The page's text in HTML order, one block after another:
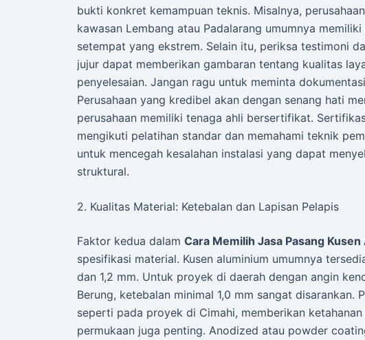
bukti konkret kemampuan teknis. Misalnya,
kawasan Lembang atau Padalarang umumnya
setempat yang ekstrem. Selain itu, periksa testimoni
jujur dapat memberikan gambaran tentang kualitas
penyelesaian. Jangan ragu untuk meminta
Perusahaan yang kredibel akan dengan senang hati
perusahaan memiliki tenaga ahli bersertifikat.
mengikuti pelatihan standar dan memahami teknik
untuk mencegah kesalahan instalasi yang dapat
struktural.
2. Kualitas Material: Ketebalan dan Lapisan Pelapis
Faktor kedua dalam Cara Memilih Jasa Pasang
spesifikasi material. Kusen aluminium umumnya
dan 1,2 mm. Untuk proyek di daerah dengan angin
Berung, ketebalan minimal 1,0 mm sangat disarankan.
seperti pada proyek di Cimahi, memberikan
permukaan juga penting. Anodized atau powder